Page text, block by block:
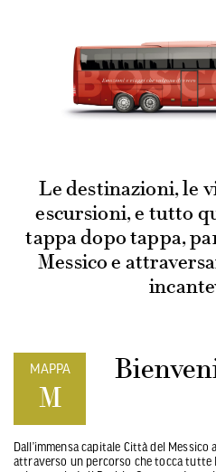
Le destinazioni, le
escursioni, e tutto
tappa dopo tappa,
Messico e
MAPPA
M
Dall’immensa capitale Città del
attraverso un percorso che tocca tutte